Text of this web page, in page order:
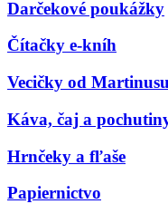
Darčekové poukážky
Čítačky e-kníh
Vecičky od Martinusu
Káva, čaj a
Hrnčeky a fľaše
Papiernictvo